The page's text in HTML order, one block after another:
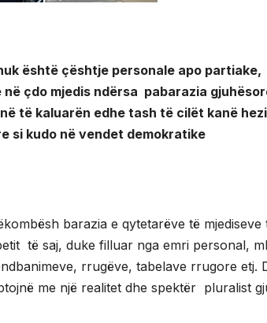
është çështje personale apo
çdo mjedis ndërsa pabarazia
të kaluarën edhe tash të cilët kanë
si kudo në vendet demokratike
barazia e qytetarëve të mjediseve
të saj, duke filluar nga emri personal,
rrugëve, tabelave rrugore etj.
me një realitet dhe spektër pluralist